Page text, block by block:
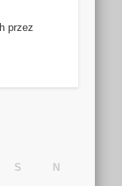
przez
S N